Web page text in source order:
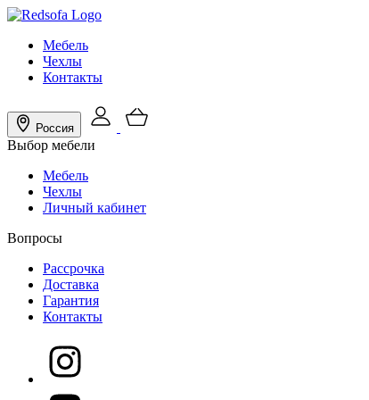
Мебель
Чехлы
Контакты
Россия
Выбор мебели
Мебель
Чехлы
Личный кабинет
Вопросы
Рассрочка
Доставка
Гарантия
Контакты